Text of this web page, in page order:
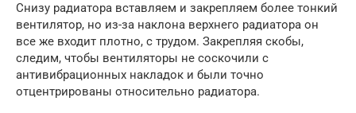
Снизу радиатора вставляем и закрепляем более тонкий
вентилятор, но из-за наклона верхнего радиатора он
все же входит плотно, с трудом. Закрепляя скобы,
следим, чтобы вентиляторы не соскочили с
антивибрационных накладок и были точно
отцентрированы относительно радиатора.